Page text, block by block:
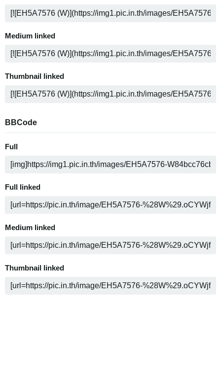
Medium linked
Thumbnail linked
BBCode
Full
Full linked
Medium linked
Thumbnail linked